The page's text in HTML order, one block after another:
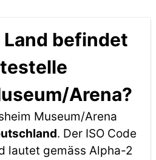
befindet
Arena?
Museum/Arena
. Der ISO Code
lautet gemäss Alpha-2